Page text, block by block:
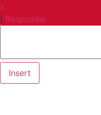
x
Responder
Insert